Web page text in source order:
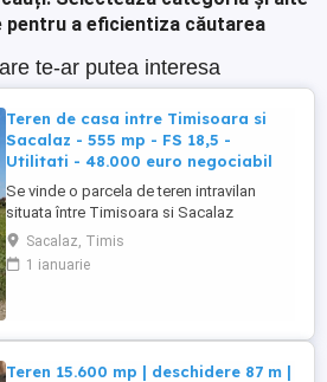
a eficientiza căutarea
te-ar putea interesa
Teren de casa intre Timisoara si
Sacalaz - 555 mp - FS 18,5 -
Utilitati - 48.000 euro negociabil
Se vinde o parcela de teren intravilan
situata între Timisoara si Sacalaz
(aparține de Sacalaz). Terenul este situat
înainte de barieră, in zona sălii de
evenimente Golden Moments, aproape de
un front stradal de 18,5 mp, ...
Sacalaz, Timis
1 ianuarie
Teren 15.600 mp | deschidere 87 m |